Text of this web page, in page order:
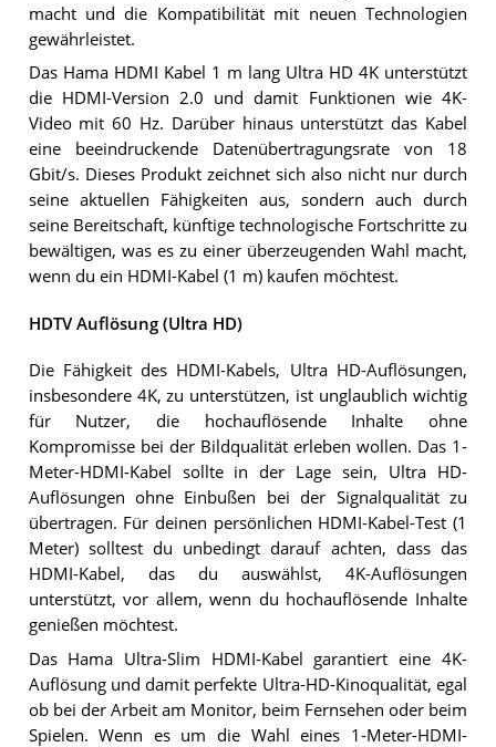
macht und die Kompatibilität mit neuen Technologien
gewährleistet.
Das Hama HDMI Kabel 1 m lang Ultra HD 4K unterstützt
die HDMI-Version 2.0 und damit Funktionen wie 4K-
Video mit 60 Hz. Darüber hinaus unterstützt das Kabel
eine beeindruckende Datenübertragungsrate von 18
Gbit/s. Dieses Produkt zeichnet sich also nicht nur durch
seine aktuellen Fähigkeiten aus, sondern auch durch
seine Bereitschaft, künftige technologische Fortschritte zu
bewältigen, was es zu einer überzeugenden Wahl macht,
wenn du ein HDMI-Kabel (1 m) kaufen möchtest.
HDTV Auflösung (Ultra HD)
Die Fähigkeit des HDMI-Kabels, Ultra HD-Auflösungen,
insbesondere 4K, zu unterstützen, ist unglaublich wichtig
für Nutzer, die hochauflösende Inhalte ohne
Kompromisse bei der Bildqualität erleben wollen. Das 1-
Meter-HDMI-Kabel sollte in der Lage sein, Ultra HD-
Auflösungen ohne Einbußen bei der Signalqualität zu
übertragen. Für deinen persönlichen HDMI-Kabel-Test (1
Meter) solltest du unbedingt darauf achten, dass das
HDMI-Kabel, das du auswählst, 4K-Auflösungen
unterstützt, vor allem, wenn du hochauflösende Inhalte
genießen möchtest.
Das Hama Ultra-Slim HDMI-Kabel garantiert eine 4K-
Auflösung und damit perfekte Ultra-HD-Kinoqualität, egal
ob bei der Arbeit am Monitor, beim Fernsehen oder beim
Spielen. Wenn es um die Wahl eines 1-Meter-HDMI-